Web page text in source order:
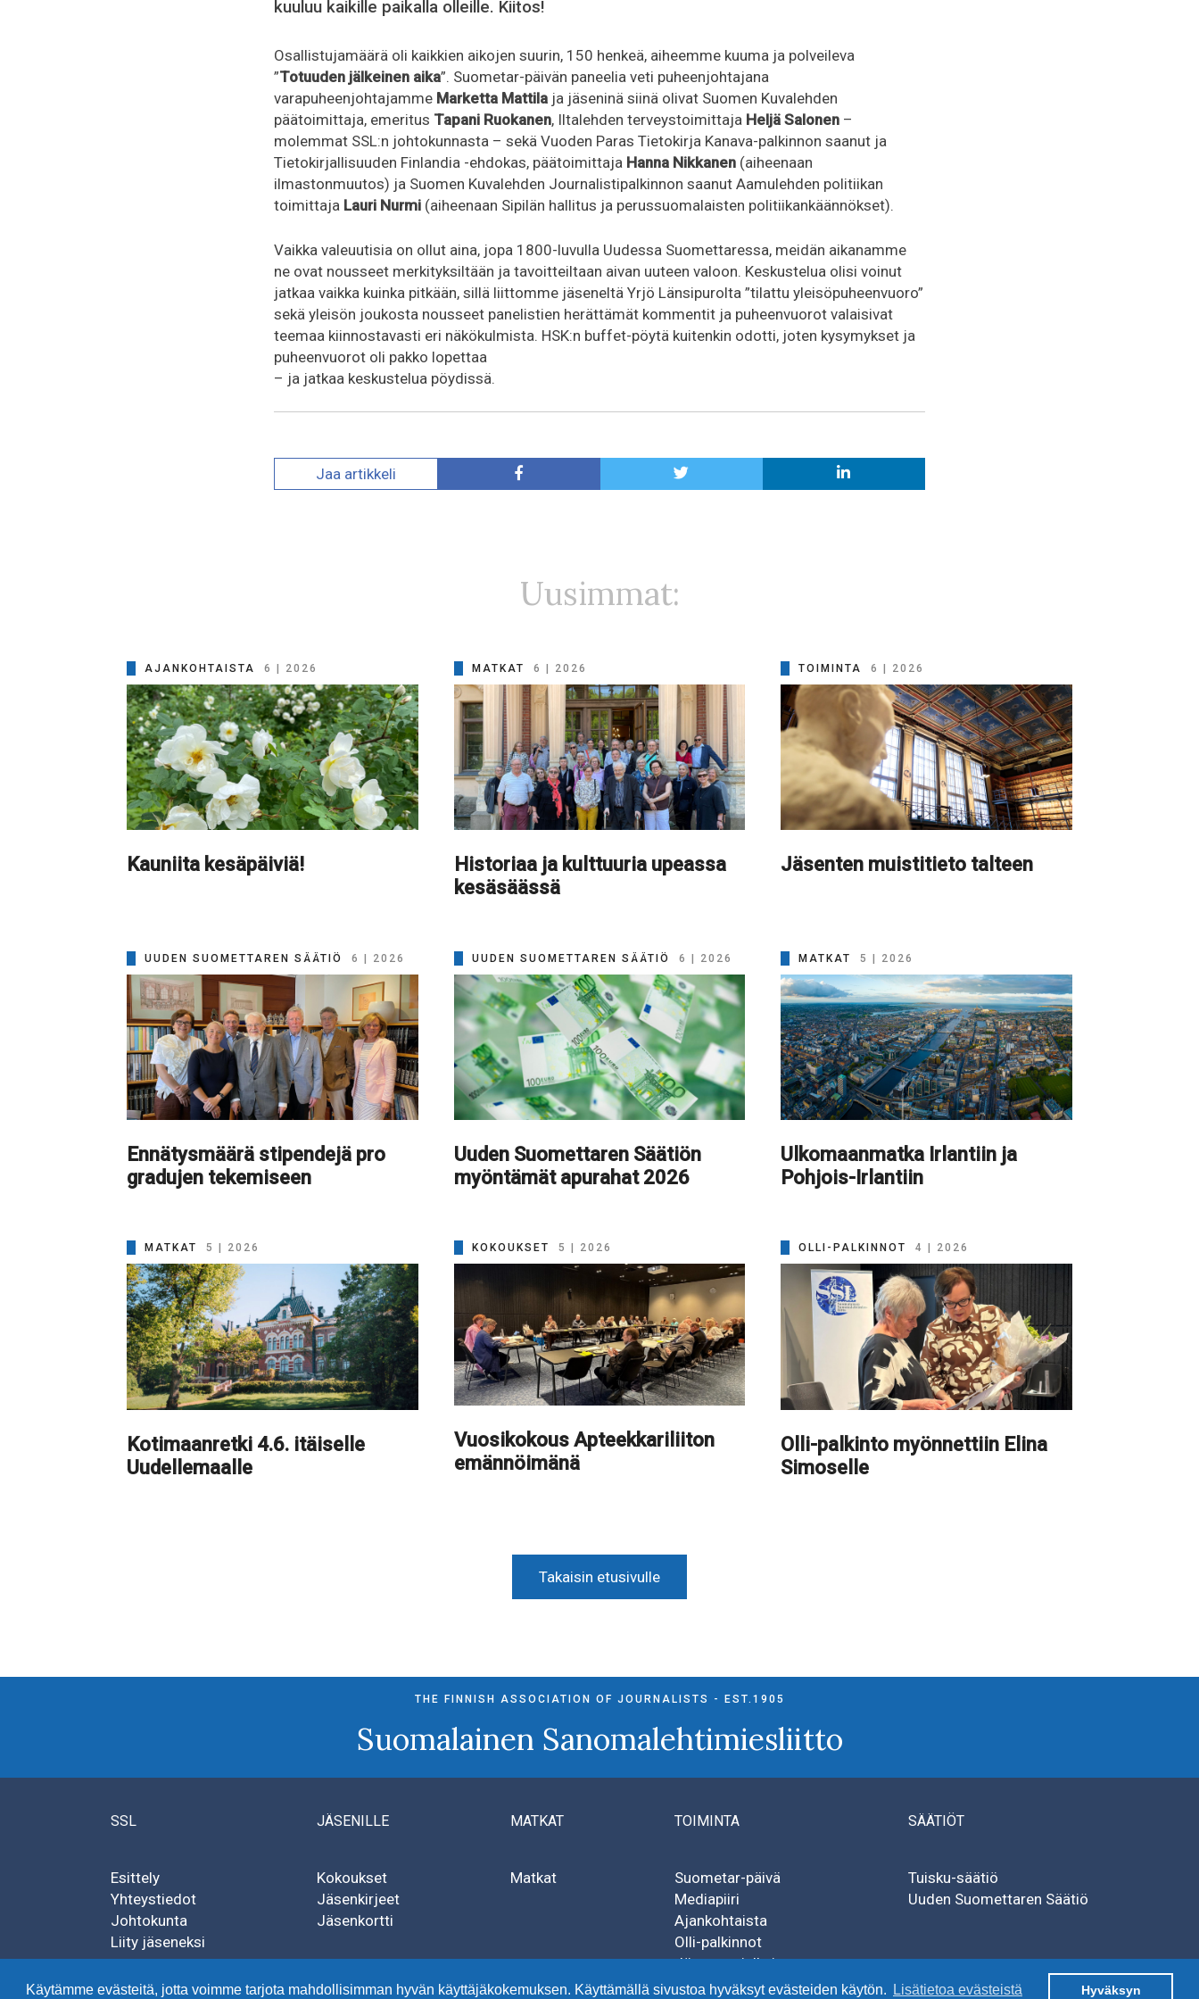
Käytämme evästeitä, jotta voimme tarjota mahdollisimman hyvän käyttäjäkokemuksen. Käyttämällä sivustoa hyväksyt evästeiden käytön. Lisätietoa evästeistä Hyväksyn
kuuluu kaikille paikalla olleille. Kiitos!
Osallistujamäärä oli kaikkien aikojen suurin, 150 henkeä, aiheemme kuuma ja polveileva
”Totuuden jälkeinen aika”. Suometar-päivän paneelia veti puheenjohtajana
varapuheenjohtajamme Marketta Mattila ja jäseninä siinä olivat Suomen Kuvalehden
päätoimittaja, emeritus Tapani Ruokanen, Iltalehden terveystoimittaja Heljä Salonen –
molemmat SSL:n johtokunnasta – sekä Vuoden Paras Tietokirja Kanava-palkinnon saanut ja
Tietokirjallisuuden Finlandia -ehdokas, päätoimittaja Hanna Nikkanen (aiheenaan
ilmastonmuutos) ja Suomen Kuvalehden Journalistipalkinnon saanut Aamulehden politiikan
toimittaja Lauri Nurmi (aiheenaan Sipilän hallitus ja perussuomalaisten politiikankäännökset).
Vaikka valeuutisia on ollut aina, jopa 1800-luvulla Uudessa Suomettaressa, meidän aikanamme
ne ovat nousseet merkityksiltään ja tavoitteiltaan aivan uuteen valoon. Keskustelua olisi voinut
jatkaa vaikka kuinka pitkään, sillä liittomme jäseneltä Yrjö Länsipurolta ”tilattu yleisöpuheenvuoro”
sekä yleisön joukosta nousseet panelistien herättämät kommentit ja puheenvuorot valaisivat
teemaa kiinnostavasti eri näkökulmista. HSK:n buffet-pöytä kuitenkin odotti, joten kysymykset ja
puheenvuorot oli pakko lopettaa
– ja jatkaa keskustelua pöydissä.
Jaaartikkeli
Uusimmat:
AJANKOHTAISTA 6 | 2026
Kauniita kesäpäiviä!
MATKAT 6 | 2026
Historiaa ja kulttuuria upeassa
kesäsäässä
TOIMINTA 6 | 2026
Jäsenten muistitieto talteen
UUDEN SUOMETTAREN SÄÄTIÖ 6 | 2026
Ennätysmäärä stipendejä pro
gradujen tekemiseen
UUDEN SUOMETTAREN SÄÄTIÖ 6 | 2026
Uuden Suomettaren Säätiön
myöntämät apurahat 2026
MATKAT 5 | 2026
Ulkomaanmatka Irlantiin ja
Pohjois-Irlantiin
MATKAT 5 | 2026
Kotimaanretki 4.6. itäiselle
Uudellemaalle
KOKOUKSET 5 | 2026
Vuosikokous Apteekkariliiton
emännöimänä
OLLI-PALKINNOT 4 | 2026
Olli-palkinto myönnettiin Elina
Simoselle
Takaisin etusivulle
THE FINNISH ASSOCIATION OF JOURNALISTS - EST.1905
Suomalainen Sanomalehtimiesliitto
SSL
Esittely
Yhteystiedot
Johtokunta
Liity jäseneksi
JÄSENILLE
Kokoukset
Jäsenkirjeet
Jäsenkortti
MATKAT
Matkat
TOIMINTA
Suometar-päivä
Mediapiiri
Ajankohtaista
Olli-palkinnot
Jäsenten julkaisut
SÄÄTIÖT
Tuisku-säätiö
Uuden Suomettaren Säätiö